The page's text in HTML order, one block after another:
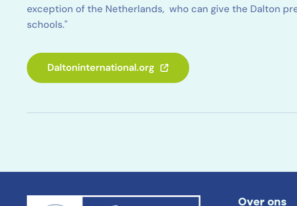
exception of the Netherlands, who can give the Dalton
schools."
Daltoninternational.org
Over ons